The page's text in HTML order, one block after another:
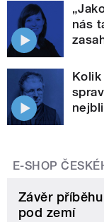
nás
E-SHOP
Závěr
pod zemí